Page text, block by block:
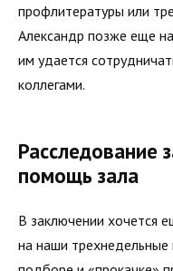
профлитературы или
Александр позже еще
им удается
коллегами.
Расследование
помощь зала
В заключении хочется
на наши трехнедельные